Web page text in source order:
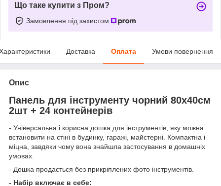
Що таке купити з Пром?
Замовлення під захистом
Доставка Оплата Умови повернення
Опис
Панель для інструменту чорний 80х40см
2шт + 24 контейнерів
- Універсальна і корисна дошка для інструментів, яку можна
встановити на стіні в будинку, гаражі, майстерні. Компактна і
міцна, завдяки чому вона знайшла застосування в домашніх
умовах.
- Дошка продається без прикріплених фото інструментів.
- Набір включає в себе: